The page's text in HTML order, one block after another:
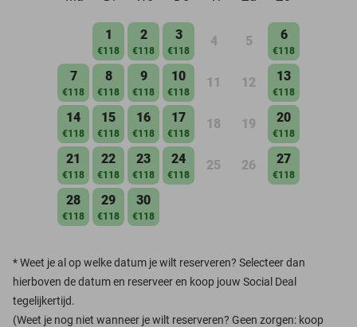
1
€118
2
€118
3
€118
4 5 6
€118
7
€118
8
€118
9
€118
10
€118
11 12 13
€118
14
€118
15
€118
16
€118
17
€118
18 19 20
€118
21
€118
22
€118
23
€118
24
€118
25 26 27
€118
28
€118
29
€118
30
€118
*Weet je al op welke datum je wilt reserveren? Selecteer dan
hierboven de datum en reserveer en koop jouw Social Deal
tegelijkertijd.
(Weet je nog niet wanneer je wilt reserveren? Geen zorgen: koop